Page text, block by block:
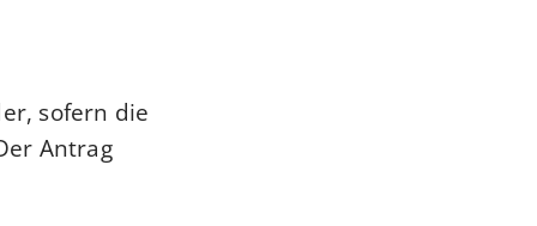
sofern die
Antrag